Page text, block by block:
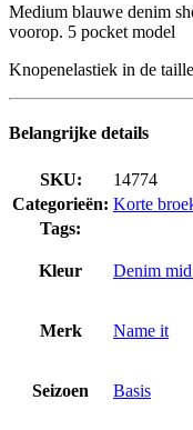
Medium blauwe denim
voorop. 5 pocket model
Knopenelastiek in de
Belangrijke details
SKU:
14774
Categorieën: Korte
Tags:
Kleur Denim
Merk Name it
Seizoen Basis